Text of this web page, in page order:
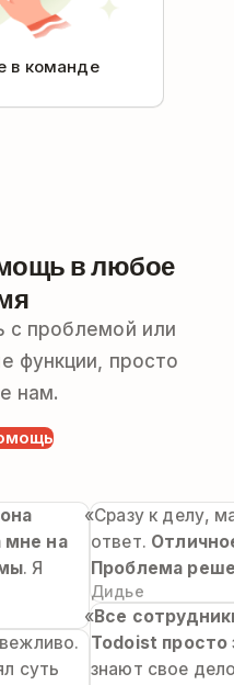
в команде
в любое
с проблемой или
функции, просто
нам.
она
мне на
. Я
суть
Дидье
«Сразу к делу,
ответ.
Проблема
«Все
Todoist
знают свое